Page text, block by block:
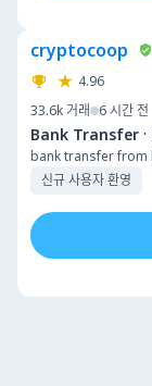
cryptocoop
4.96
33.6k 거래 6 시간 전
Bank Transfer ·
bank transfer from
신규 사용자 환영